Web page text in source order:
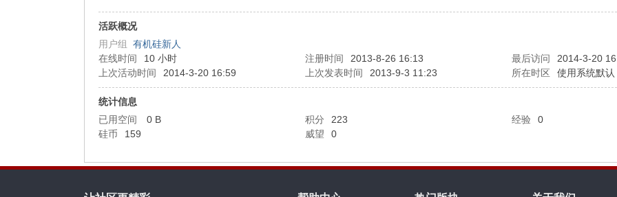
活跃概况
用户组 有机硅新人
在线时间
10 小时 注册时间 2013-8-26 16:13 最后访问
2014-3-20
上次活动时间
2014-3-20 16:59 上次发表时间 2013-9-3 11:23 所在时区 使用系统默认
统计信息
已用空间
0 B 积分 223 经验
0
硅币
159 威望 0